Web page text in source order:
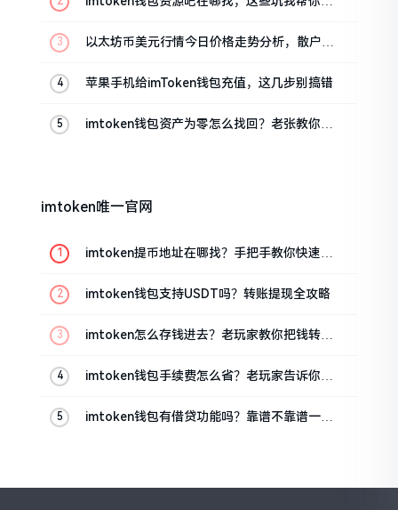
以太坊币美元行情今日价格走势分析，散户如
苹果手机给imToken钱包充值，这几步别搞错
imtoken钱包资产为零怎么找回？老张教你几
imtoken唯一官网
imtoken提币地址在哪找？手把手教你快速查
imtoken钱包支持USDT吗？转账提现全攻略
imtoken怎么存钱进去？老玩家教你把钱转进
imtoken钱包手续费怎么省？老玩家告诉你几
imtoken钱包有借贷功能吗？靠谱不靠谱一文